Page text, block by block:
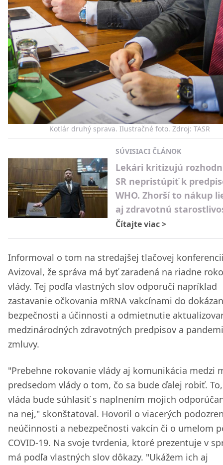
Kotlár druhý sprava. Ilustračné foto. Zdroj: TASR
SÚVISIACI ČLÁNOK
Lekári kritizujú
SR nepristúpiť k
WHO. Zhorší to nákup
aj zdravotnú
Čítajte viac>
Informoval o tom na stredajšej tlačovej
Avizoval, že správa má byť zaradená na riadne
vlády. Tej podľa vlastných slov odporučí napríklad
zastavanie očkovania mRNA vakcínami do
bezpečnosti a účinnosti a odmietnutie
medzinárodných zdravotných predpisov a
zmluvy.
"Prebehne rokovanie vlády aj komunikácia medzi
predsedom vlády o tom, čo sa bude ďalej robiť.
vláda bude súhlasiť s naplnením mojich
na nej," skonštatoval. Hovoril o viacerých
neúčinnosti a nebezpečnosti vakcín či o umelom
COVID-19. Na svoje tvrdenia, ktoré prezentuje v
má podľa vlastných slov dôkazy. "Ukážem ich aj